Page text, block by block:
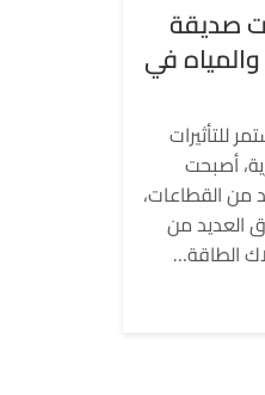
صديقة
في
للتأثيرات
أصبحت
من القطاعات،
العديد من
الطاقة…